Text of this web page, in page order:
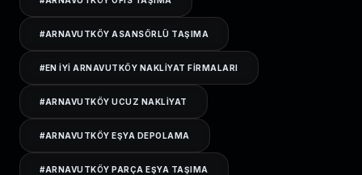
#ARNAVUTKÖY ASANSÖRLÜ TAŞIMA
#EN IYI ARNAVUTKÖY NAKLIYAT FIRMALARI
#ARNAVUTKÖY UCUZ NAKLIYAT
#ARNAVUTKÖY EŞYA DEPOLAMA
#ARNAVUTKÖY PARÇA EŞYA TAŞIMA